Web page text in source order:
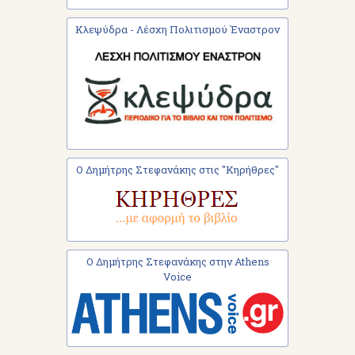
Κλεψύδρα - Λέσχη Πολιτισμού Έναστρον
Ο Δημήτρης Στεφανάκης στις "Κηρήθρες"
Ο Δημήτρης Στεφανάκης στην Athens
Voice